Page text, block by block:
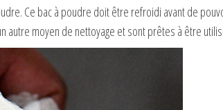
Ce bac à poudre doit être refroidi avant de
autre moyen de nettoyage et sont prêtes à être